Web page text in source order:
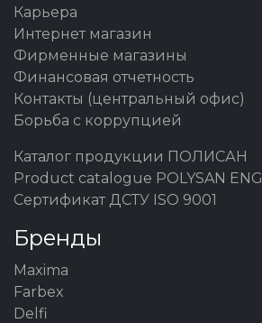
Карьера
Интернет магазин
Фирменные магазины
Финансовая отчетность
Контакты (центральный офис)
Борьба с коррупцией
Каталог продукции ПОЛИСАН
Product catalogue POLYSAN ENG
Сертификат ДСТУ ISO 9001
Бренды
Maxima
Farbex
Delfi